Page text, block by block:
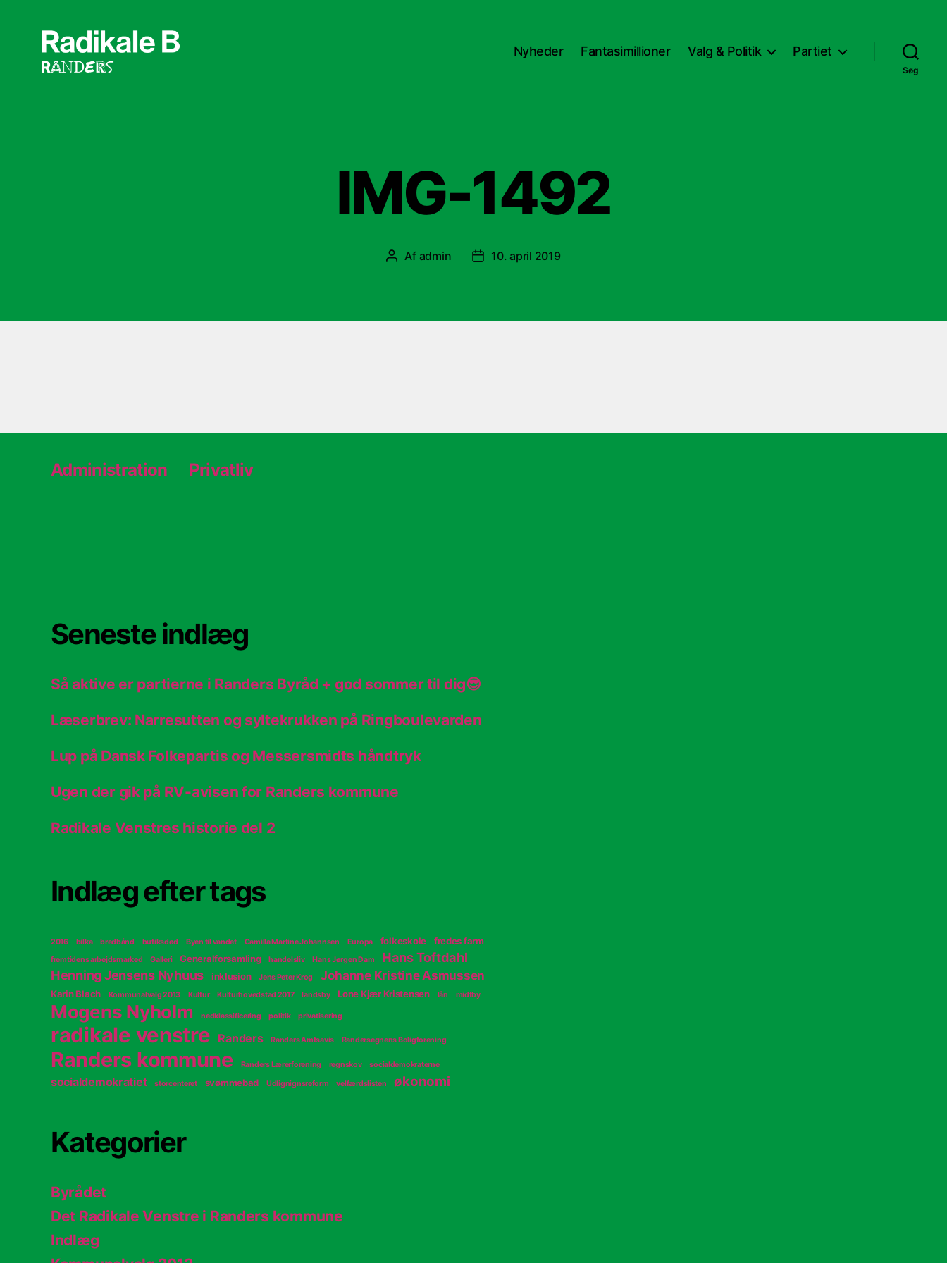
Nyheder Fantasimillioner Valg & Politik Partiet
Søg
IMG-1492
Indlægsforfatter
Af admin Indlægsdato
10. april 2019
Administration Privatliv
Seneste indlæg
Så aktive er partierne i Randers Byråd + god sommer til dig😎
Læserbrev: Narresutten og syltekrukken på Ringboulevarden
Lup på Dansk Folkepartis og Messersmidts håndtryk
Ugen der gik på RV-avisen for Randers kommune
Radikale Venstres historie del 2
Indlæg efter tags
2016 bilka bredbånd butiksdød Byen til vandet Camilla Martine Johannsen Europa folkeskole fredes farm
fremtidens arbejdsmarked Galleri Generalforsamling handelsliv Hans Jørgen Dam
Hans Toftdahl
Henning Jensens Nyhuus
inklusion Jens Peter Krog Johanne Kristine Asmussen
Karin Blach Kommunalvalg 2013 Kultur Kulturhovedstad 2017 landsby Lone Kjær Kristensen lån midtby
Mogens Nyholm nedklassificering politik privatisering
radikale venstre Randers Randers Amtsavis Randersegnens Boligforening
Randers kommune Randers Lærerforening regnskov socialdemokraterne
socialdemokratiet storcenteret svømmebad Udlignignsreform velfærdslisten økonomi
Kategorier
Byrådet
Det Radikale Venstre i Randers kommune
Indlæg